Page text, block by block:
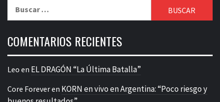
COMENTARIOS RECIENTES
Leo en EL DRAGÓN “La Última Batalla”
Core Foreveren KORN en vivo en Argentina: “Poco riesgo y